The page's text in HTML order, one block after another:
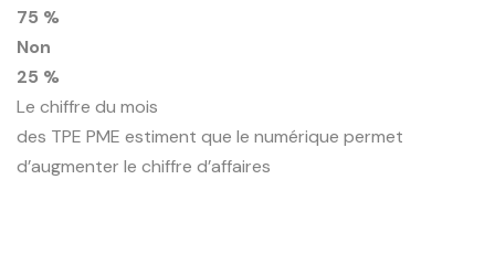
75 %
Non
25 %
Le chiffre du mois
des TPE PME estiment que le numérique permet
d’augmenter le chiffre d’affaires